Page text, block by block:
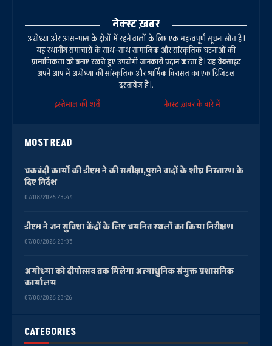
CATEGORIES
नेक्स्ट ख़बर
अयोध्या और आस-पास के क्षेत्रों में रहने वालों के लिए एक महत्वपूर्ण सूचना स्रोत है।
यह स्थानीय समाचारों के साथ-साथ सामाजिक और सांस्कृतिक घटनाओं की
प्रामाणिकता को बनाए रखते हुए उपयोगी जानकारी प्रदान करता है। यह वेबसाइट
अपने आप में अयोध्या की सांस्कृतिक और धार्मिक विरासत का एक डिजिटल
दस्तावेज है।.
इस्तेमाल की शर्तें
नेक्स्ट ख़बर के बारे में
MOST READ
चकबंदी कार्यों की डीएम ने की समीक्षा,पुराने वादों के शीघ्र निस्तारण के
दिए निर्देश
07/08/2026 23:44
डीएम ने जन सुविधा केंद्रों के लिए चयनित स्थलों का किया निरीक्षण
07/08/2026 23:35
अयोध्या को दीपोत्सव तक मिलेगा अत्याधुनिक संयुक्त प्रशासनिक
कार्यालय
07/08/2026 23:26